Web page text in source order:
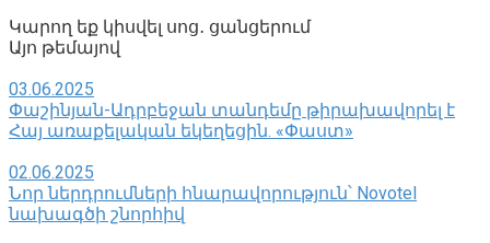
Կարող եք կիսվել սոց․ ցանցերում
Այո թեմայով
03.06.2025
Փաշինյան-Ադրբեջան տանդեմը թիրախավորել է
Հայ առաքելական եկեղեցին. «Փաստ»
02.06.2025
Նոր ներդրումների հնարավորություն՝ Novotel
նախագծի շնորհիվ